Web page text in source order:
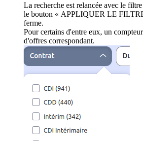
La recherche est relancée avec le
le bouton « APPLIQUER LE
ferme.
Pour certains d'entre eux, un
d'offres correspondant.